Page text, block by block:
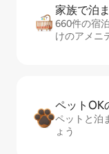
家族で泊
660件の宿
けのアメニ
ペットOK
ペットと泊
ょう